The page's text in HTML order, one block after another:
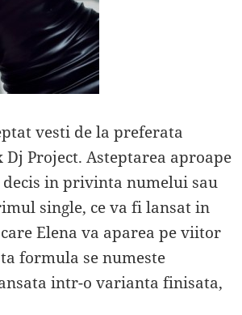
vesti de la preferata
Dj Project. Asteptarea aproape
in privinta numelui sau
single, ce va fi lansat in
Elena va aparea pe viitor
formula se numeste
intr-o varianta finisata,